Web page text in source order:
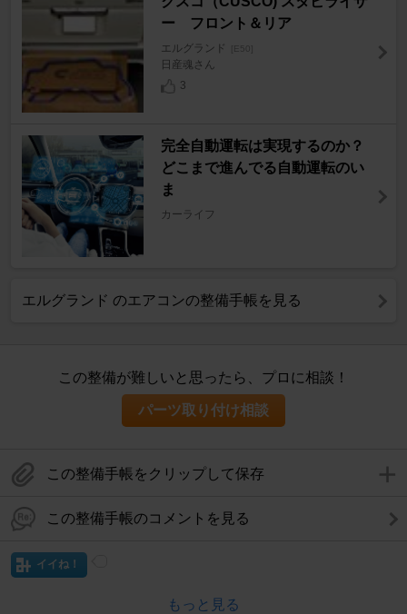
ー フロント＆リア
エルグランド [E50]
日産魂さん
3
完全自動運転は実現するのか？
どこまで進んでる自動運転のい
ま
カーライフ
エルグランド のエアコンの整備手帳を見る
この整備が難しいと思ったら、プロに相談！
パーツ取り付け相談
この整備手帳をクリップして保存
この整備手帳のコメントを見る
イイね！
もっと見る